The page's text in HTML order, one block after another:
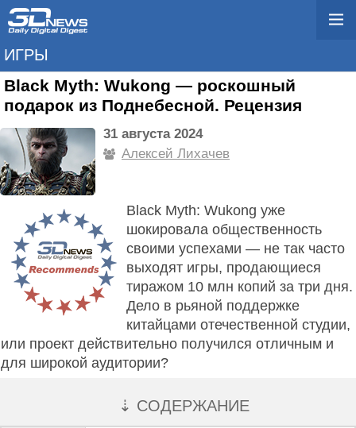
ИГРЫ
Black Myth: Wukong — роскошный
подарок из Поднебесной. Рецензия
31 августа 2024
Алексей Лихачев
Black Myth: Wukong уже
шокировала общественность
своими успехами — не так часто
выходят игры, продающиеся
тиражом 10 млн копий за три дня.
Дело в рьяной поддержке
китайцами отечественной студии,
или проект действительно получился отличным и
для широкой аудитории?
⇣ СОДЕРЖАНИЕ